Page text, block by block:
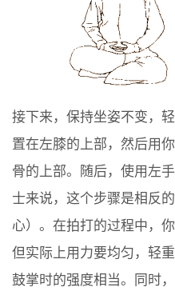
接下来，保持坐姿不变，
置在左膝的上部，然后用
骨的上部。随后，使用左
士来说，这个步骤是相反
心）。在拍打的过程中，
但实际上用力要均匀，轻
鼓掌时的强度相当。同时